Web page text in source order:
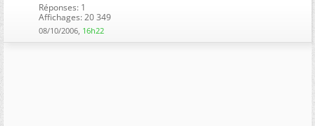
Réponses: 1
Affichages: 20 349
08/10/2006, 16h22